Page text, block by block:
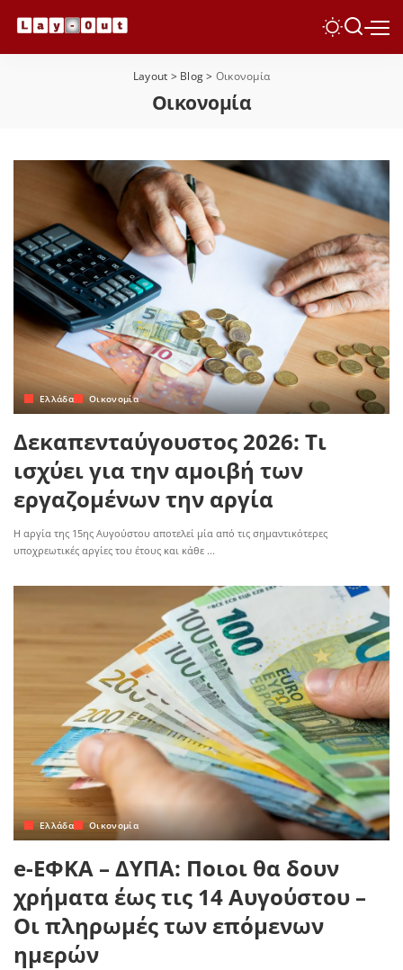
Layout > Blog> Οικονομία
Οικονομία
Ελλάδα Οικονομία
Δεκαπενταύγουστος 2026: Τι
ισχύει για την αμοιβή των
εργαζομένων την αργία
Η αργία της 15ης Αυγούστου αποτελεί μία από τις σημαντικότερες
υποχρεωτικές αργίες του έτους και κάθε ...
Ελλάδα Οικονομία
e-ΕΦΚΑ – ΔΥΠΑ: Ποιοι θα δουν
χρήματα έως τις 14 Αυγούστου –
Οι πληρωμές των επόμενων
ημερών